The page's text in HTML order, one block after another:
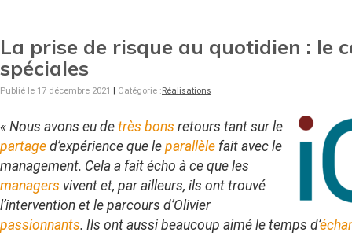
La prise de risque au quotidien : le
spéciales
Publié le 17 décembre 2021 | Catégorie :Réalisations
« Nous avons eu de très bons retours tant sur le
partage d’expérience que le parallèle fait avec le
management. Cela a fait écho à ce que les
managers vivent et, par ailleurs, ils ont trouvé
l’intervention et le parcours d’Olivier
passionnants. Ils ont aussi beaucoup aimé le temps d’